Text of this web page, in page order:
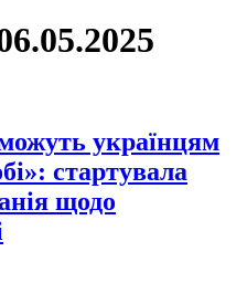
українцям
стартувала
щодо